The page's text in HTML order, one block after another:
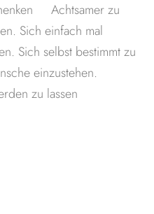
Achtsamer zu
Sich einfach mal
Sich selbst bestimmt zu
einzustehen.
zu lassen